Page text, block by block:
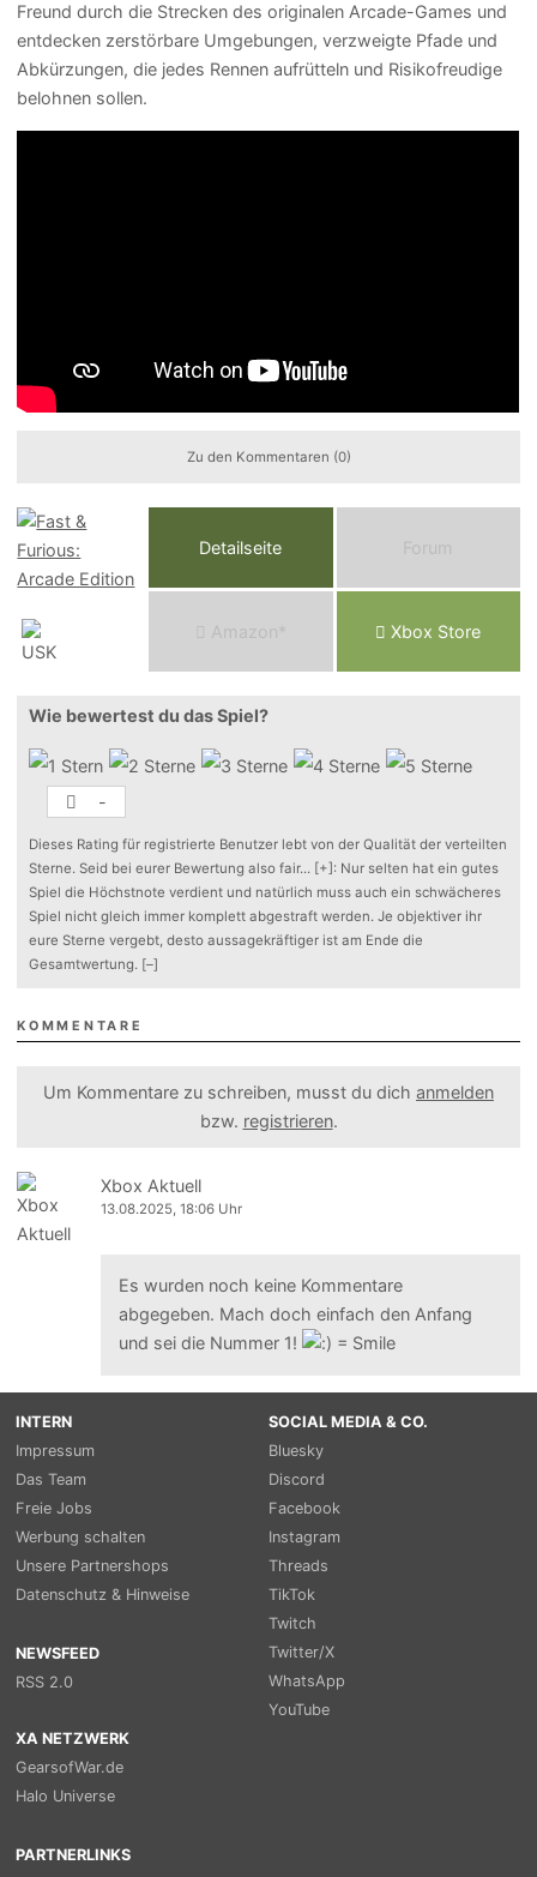
Freund durch die Strecken des originalen Arcade-Games und
entdecken zerstörbare Umgebungen, verzweigte Pfade und
Abkürzungen, die jedes Rennen aufrütteln und Risikofreudige
belohnen sollen.
Zu den Kommentaren (0)
Detailseite Forum
Ama o n* Xbox Store
Wie bewertest du das Spiel?
-
Dieses Rating für registrierte Benutzer lebt von der Qualität der verteilten
Sterne. Seid bei eurer Bewertung also fair... [+]: Nur selten hat ein gutes
Spiel die Höchstnote verdient und natürlich muss auch ein schwächeres
Spiel nicht gleich immer komplett abgestraft werden. Je objektiver ihr
eure Sterne vergebt, desto aussagekräftiger ist am Ende die
Gesamtwertung. [–]
KOMMENTARE
Um Kommentare zu schreiben, musst du dich anmelden
bzw. registrieren.
Xbox Aktuell
13.08.2025, 18:06 Uhr
Es wurden noch keine Kommentare
abgegeben. Mach doch einfach den Anfang
und sei die Nummer 1!
INTERN
Impressum
Das Team
Freie Jobs
Werbung schalten
Unsere Partnershops
Datenschutz & Hinweise
NEWSFEED
RSS 2.0
SOCIAL MEDIA & CO.
Bluesky
Discord
Facebook
Instagram
Threads
TikTok
Twitch
Twitter/X
WhatsApp
YouTube
XA NETZWERK
GearsofWar.de
Halo Universe
PARTNERLINKS